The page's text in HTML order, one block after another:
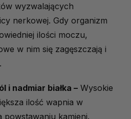
wyzwalających
nerkowej. Gdy organizm
ilości moczu,
w nim się zagęszczają i
i nadmiar białka – Wysokie
ilość wapnia w
kamieni.